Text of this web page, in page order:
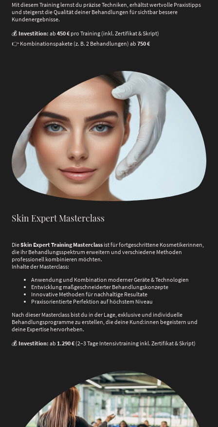
Mit diesem Training lernst du präzise Techniken, erhältst wertvolle Praxistipps
und steigerst die Qualität deiner Behandlungen für sichtbar bessere
Kundenergebnisse.
💰 Investition: ab 450 € pro Training (inkl. Zertifikat & Skript)
👉 Kombinationspakete (z. B. 2 Behandlungen) ab 750 €
Skin Expert Masterclass
DieSkin Expert Training Masterclass ist für fortgeschrittene Kosmetikerinnen,
die ihr Behandlungsspektrum erweitern und verschiedene Methoden
professionell kombinieren möchten.
Inhalte der Masterclass:
Anwendung und Kombination moderner Geräte & Technologien
Entwicklung maßgeschneiderter Behandlungskonzepte
Innovative Methoden für nachhaltige Resultate
Praxisorientierte Perfektion auf höchstem Niveau
Nach dieser Masterclass bist du in der Lage, exklusive und individuelle
Behandlungsprogramme zu erstellen, die deine Kund:innen begeistern und
deine Expertise hervorheben.
💰 Investition: ab 1.290 € (2–3 Tage Intensivtraining inkl. Zertifikat & Skript)